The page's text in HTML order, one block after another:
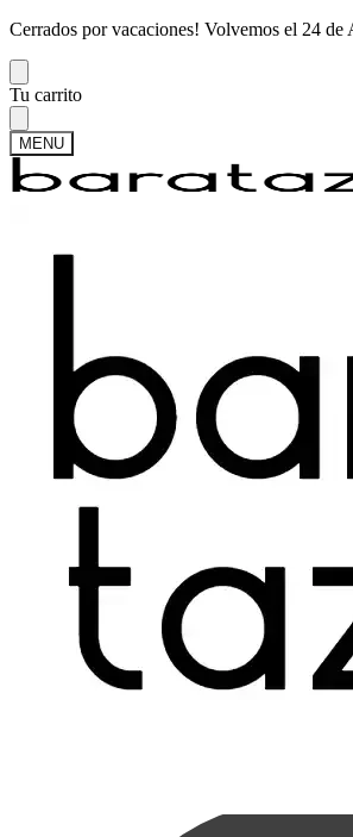
Cerrados por vacaciones! Volvemos el 24 de
Skip
to
navigation
Skip
to
content
Tu carrito
MENU
Mi cuenta